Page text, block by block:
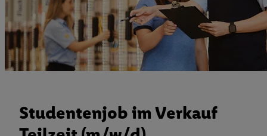
Studentenjob im Verkauf